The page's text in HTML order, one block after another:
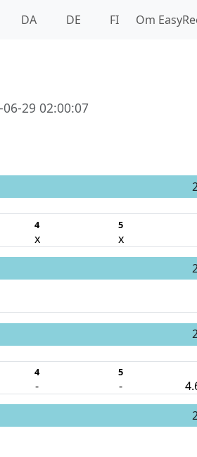
DA DE FI Om
06-29 02:00:07
4 5
x x
4 5
- -